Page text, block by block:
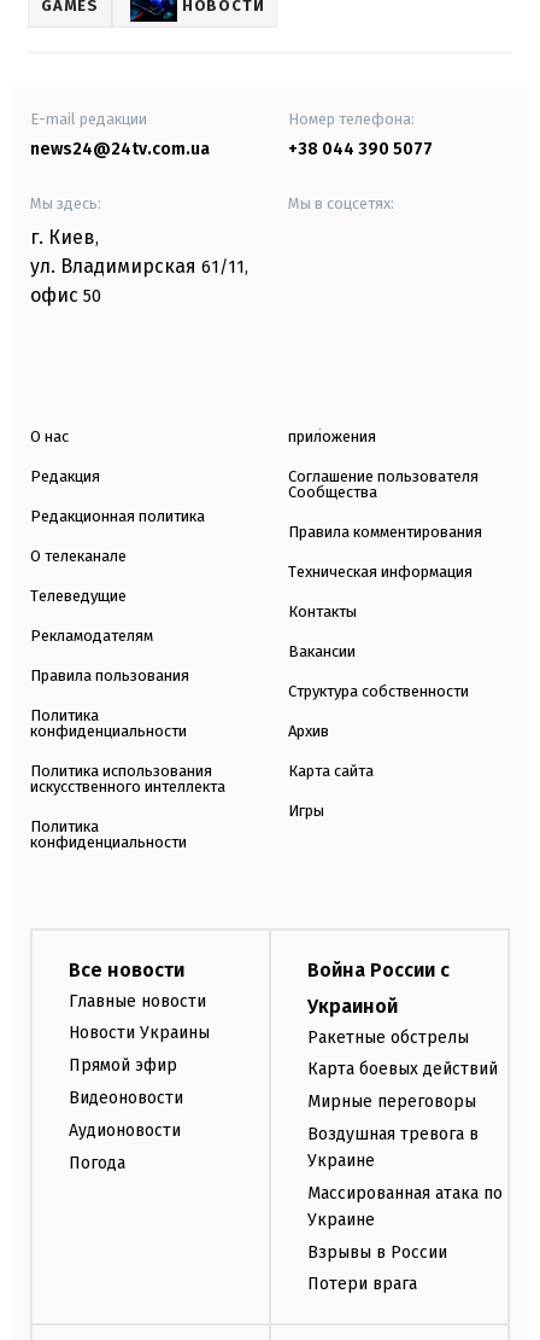
GAMES НОВОСТИ
E-mail редакции
news24@24tv.com.ua
Номер телефона:
+38 044 390 5077
Мы здесь:
г. Киев,
ул. Владимирская 61/11,
офис 50
Мы в соцсетях:
О нас
Редакция
Редакционная политика
О телеканале
Телеведущие
Рекламодателям
Правила пользования
Политика
конфиденциальности
Политика использования
искусственного интеллекта
Политика
конфиденциальности
приложения
Соглашение пользователя
Сообщества
Правила комментирования
Техническая информация
Контакты
Вакансии
Структура собственности
Архив
Карта сайта
Игры
Все новости
Главные новости
Новости Украины
Прямой эфир
Видеоновости
Аудионовости
Погода
Война России с
Украиной
Ракетные обстрелы
Карта боевых действий
Мирные переговоры
Воздушная тревога в
Украине
Массированная атака по
Украине
Взрывы в России
Потери врага